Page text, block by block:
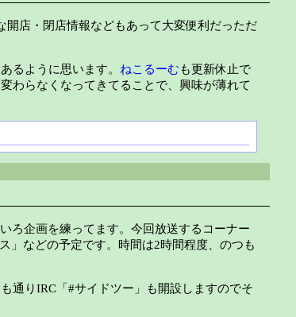
店・閉店情報などもあって大変便利だっただ
るように思います。 ねこるーむも更新休止で
わらなくなってきてることで、興味が薄れて
ろ企画を練ってます。今回放送するコーナー
」などの予定です。時間は2時間程度、のつも
通りIRC「#サイドツー」も開設しますのでそ